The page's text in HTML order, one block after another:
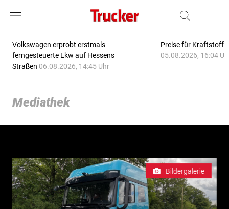
Volkswagen erprobt erstmals
ferngesteuerte Lkw auf Hessens
Straßen 06.08.2026, 14:45 Uhr
Preise für
05.08.2026, 16:04
Mediathek
Bildergalerie